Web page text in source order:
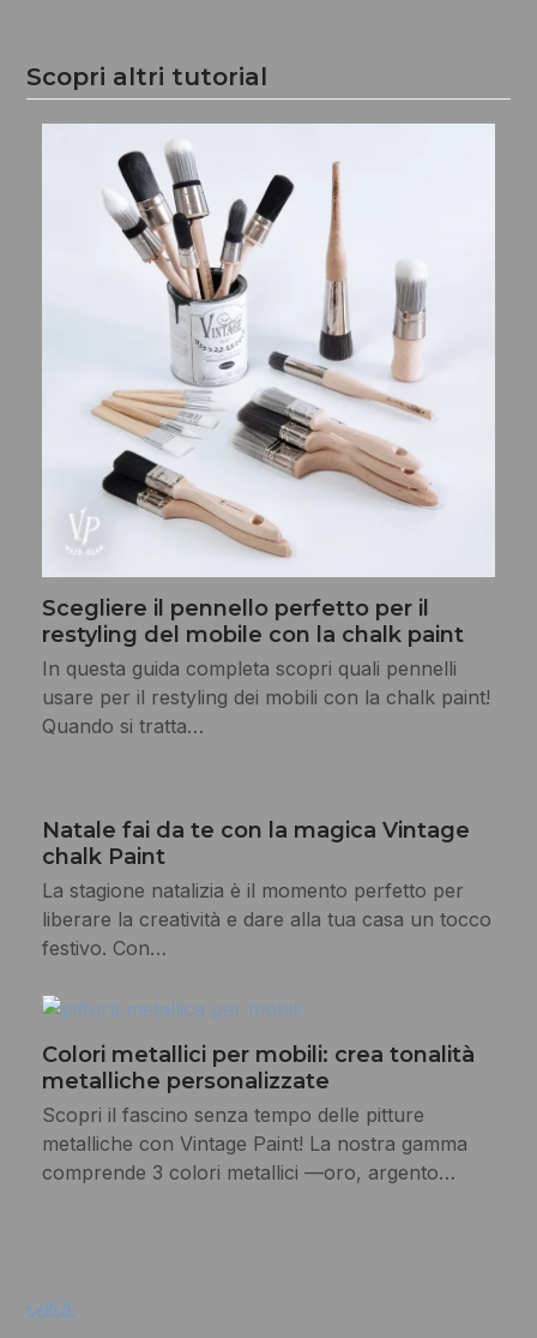
Scopri altri tutorial
Scegliere il pennello perfetto per il
restyling del mobile con la chalk paint
In questa guida completa scopri quali pennelli
usare per il restyling dei mobili con la chalk paint!
Quando si tratta…
Natale fai da te con la magica Vintage
chalk Paint
La stagione natalizia è il momento perfetto per
liberare la creatività e dare alla tua casa un tocco
festivo. Con…
Colori metallici per mobili: crea tonalità
metalliche personalizzate
Scopri il fascino senza tempo delle pitture
metalliche con Vintage Paint! La nostra gamma
comprende 3 colori metallici —oro, argento…
cerca